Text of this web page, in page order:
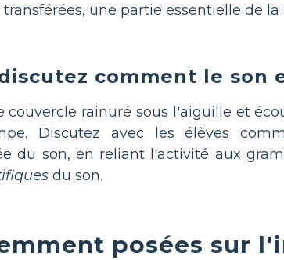
transférées, une partie essentielle de la
comment le son
couvercle rainuré sous l'aiguille et
Discutez avec les élèves
du son, en reliant l'activité aux
du son.
posées sur